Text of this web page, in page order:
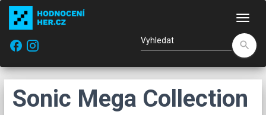
facebook
search
Sonic Mega Collection